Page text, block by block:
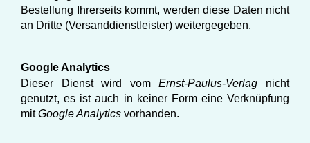
Bestellung Ihrerseits kommt, werden diese Daten nicht
an Dritte (Versanddienstleister) weitergegeben.
Google Analytics
Dieser Dienst wird vomErnst-Paulus-Verlag nicht
genutzt, es ist auch in keiner Form eine Verknüpfung
mitGoogle Analytics vorhanden.